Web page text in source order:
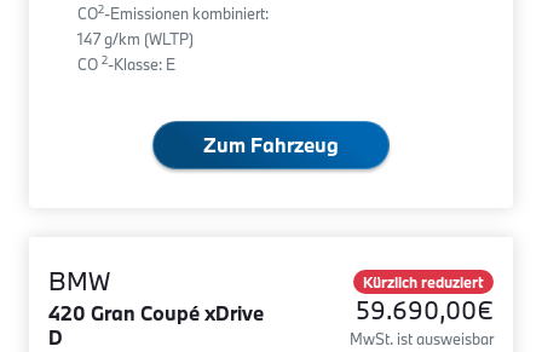
CO2-Emissionen kombiniert:
147 g/km (WLTP)
CO 2-Klasse: E
Zum Fahrzeug
BMW
420 Gran Coupé xDrive
D
Kürzlich reduziert
59.690,00€
MwSt. ist ausweisbar